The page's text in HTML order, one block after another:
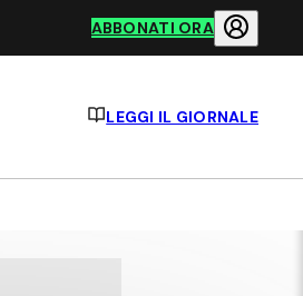
ABBONATI ORA
LEGGI IL GIORNALE